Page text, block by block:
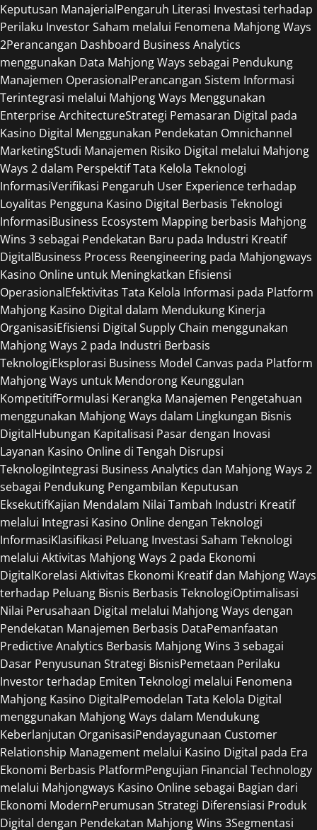
Keputusan ManajerialPengaruh Literasi Investasi terhadap
Perilaku Investor Saham melalui Fenomena Mahjong Ways
2Perancangan Dashboard Business Analytics
menggunakan Data Mahjong Ways sebagai Pendukung
Manajemen OperasionalPerancangan Sistem Informasi
Terintegrasi melalui Mahjong Ways Menggunakan
Enterprise ArchitectureStrategi Pemasaran Digital pada
Kasino Digital Menggunakan Pendekatan Omnichannel
MarketingStudi Manajemen Risiko Digital melalui Mahjong
Ways 2 dalam Perspektif Tata Kelola Teknologi
InformasiVerifikasi Pengaruh User Experience terhadap
Loyalitas Pengguna Kasino Digital Berbasis Teknologi
InformasiBusiness Ecosystem Mapping berbasis Mahjong
Wins 3 sebagai Pendekatan Baru pada Industri Kreatif
DigitalBusiness Process Reengineering pada Mahjongways
Kasino Online untuk Meningkatkan Efisiensi
OperasionalEfektivitas Tata Kelola Informasi pada Platform
Mahjong Kasino Digital dalam Mendukung Kinerja
OrganisasiEfisiensi Digital Supply Chain menggunakan
Mahjong Ways 2 pada Industri Berbasis
TeknologiEksplorasi Business Model Canvas pada Platform
Mahjong Ways untuk Mendorong Keunggulan
KompetitifFormulasi Kerangka Manajemen Pengetahuan
menggunakan Mahjong Ways dalam Lingkungan Bisnis
DigitalHubungan Kapitalisasi Pasar dengan Inovasi
Layanan Kasino Online di Tengah Disrupsi
TeknologiIntegrasi Business Analytics dan Mahjong Ways 2
sebagai Pendukung Pengambilan Keputusan
EksekutifKajian Mendalam Nilai Tambah Industri Kreatif
melalui Integrasi Kasino Online dengan Teknologi
InformasiKlasifikasi Peluang Investasi Saham Teknologi
melalui Aktivitas Mahjong Ways 2 pada Ekonomi
DigitalKorelasi Aktivitas Ekonomi Kreatif dan Mahjong Ways
terhadap Peluang Bisnis Berbasis TeknologiOptimalisasi
Nilai Perusahaan Digital melalui Mahjong Ways dengan
Pendekatan Manajemen Berbasis DataPemanfaatan
Predictive Analytics Berbasis Mahjong Wins 3 sebagai
Dasar Penyusunan Strategi BisnisPemetaan Perilaku
Investor terhadap Emiten Teknologi melalui Fenomena
Mahjong Kasino DigitalPemodelan Tata Kelola Digital
menggunakan Mahjong Ways dalam Mendukung
Keberlanjutan OrganisasiPendayagunaan Customer
Relationship Management melalui Kasino Digital pada Era
Ekonomi Berbasis PlatformPengujian Financial Technology
melalui Mahjongways Kasino Online sebagai Bagian dari
Ekonomi ModernPerumusan Strategi Diferensiasi Produk
Digital dengan Pendekatan Mahjong Wins 3Segmentasi